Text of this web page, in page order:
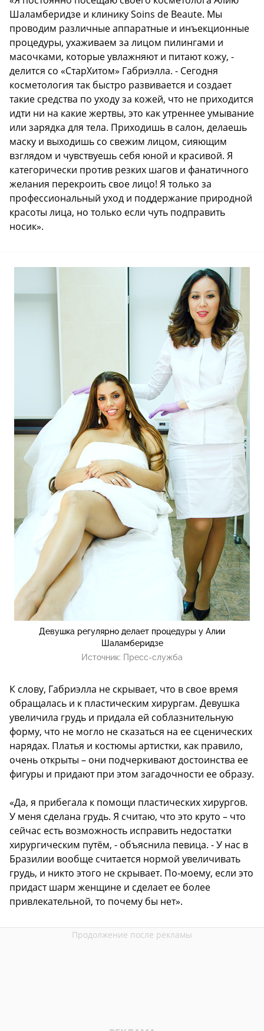
Шаламберидзе и клинику Soins de Beaute. Мы
проводим различные аппаратные и инъекционные
процедуры, ухаживаем за лицом пилингами и
масочками, которые увлажняют и питают кожу, -
делится со «СтарХитом» Габриэлла. - Сегодня
косметология так быстро развивается и создает
такие средства по уходу за кожей, что не приходится
идти ни на какие жертвы, это как утреннее умывание
или зарядка для тела. Приходишь в салон, делаешь
маску и выходишь со свежим лицом, сияющим
взглядом и чувствуешь себя юной и красивой. Я
категорически против резких шагов и фанатичного
желания перекроить свое лицо! Я только за
профессиональный уход и поддержание природной
красоты лица, но только если чуть подправить
носик».
Девушка регулярно делает процедуры у Алии
Шаламберидзе
Источник: Пресс-служба
К слову, Габриэлла не скрывает, что в свое время
обращалась и к пластическим хирургам. Девушка
увеличила грудь и придала ей соблазнительную
форму, что не могло не сказаться на ее сценических
нарядах. Платья и костюмы артистки, как правило,
очень открыты – они подчеркивают достоинства ее
фигуры и придают при этом загадочности ее образу.
«Да, я прибегала к помощи пластических хирургов.
У меня сделана грудь. Я считаю, что это круто – что
сейчас есть возможность исправить недостатки
хирургическим путём, - объяснила певица. - У нас в
Бразилии вообще считается нормой увеличивать
грудь, и никто этого не скрывает. По-моему, если это
придаст шарм женщине и сделает ее более
привлекательной, то почему бы нет».